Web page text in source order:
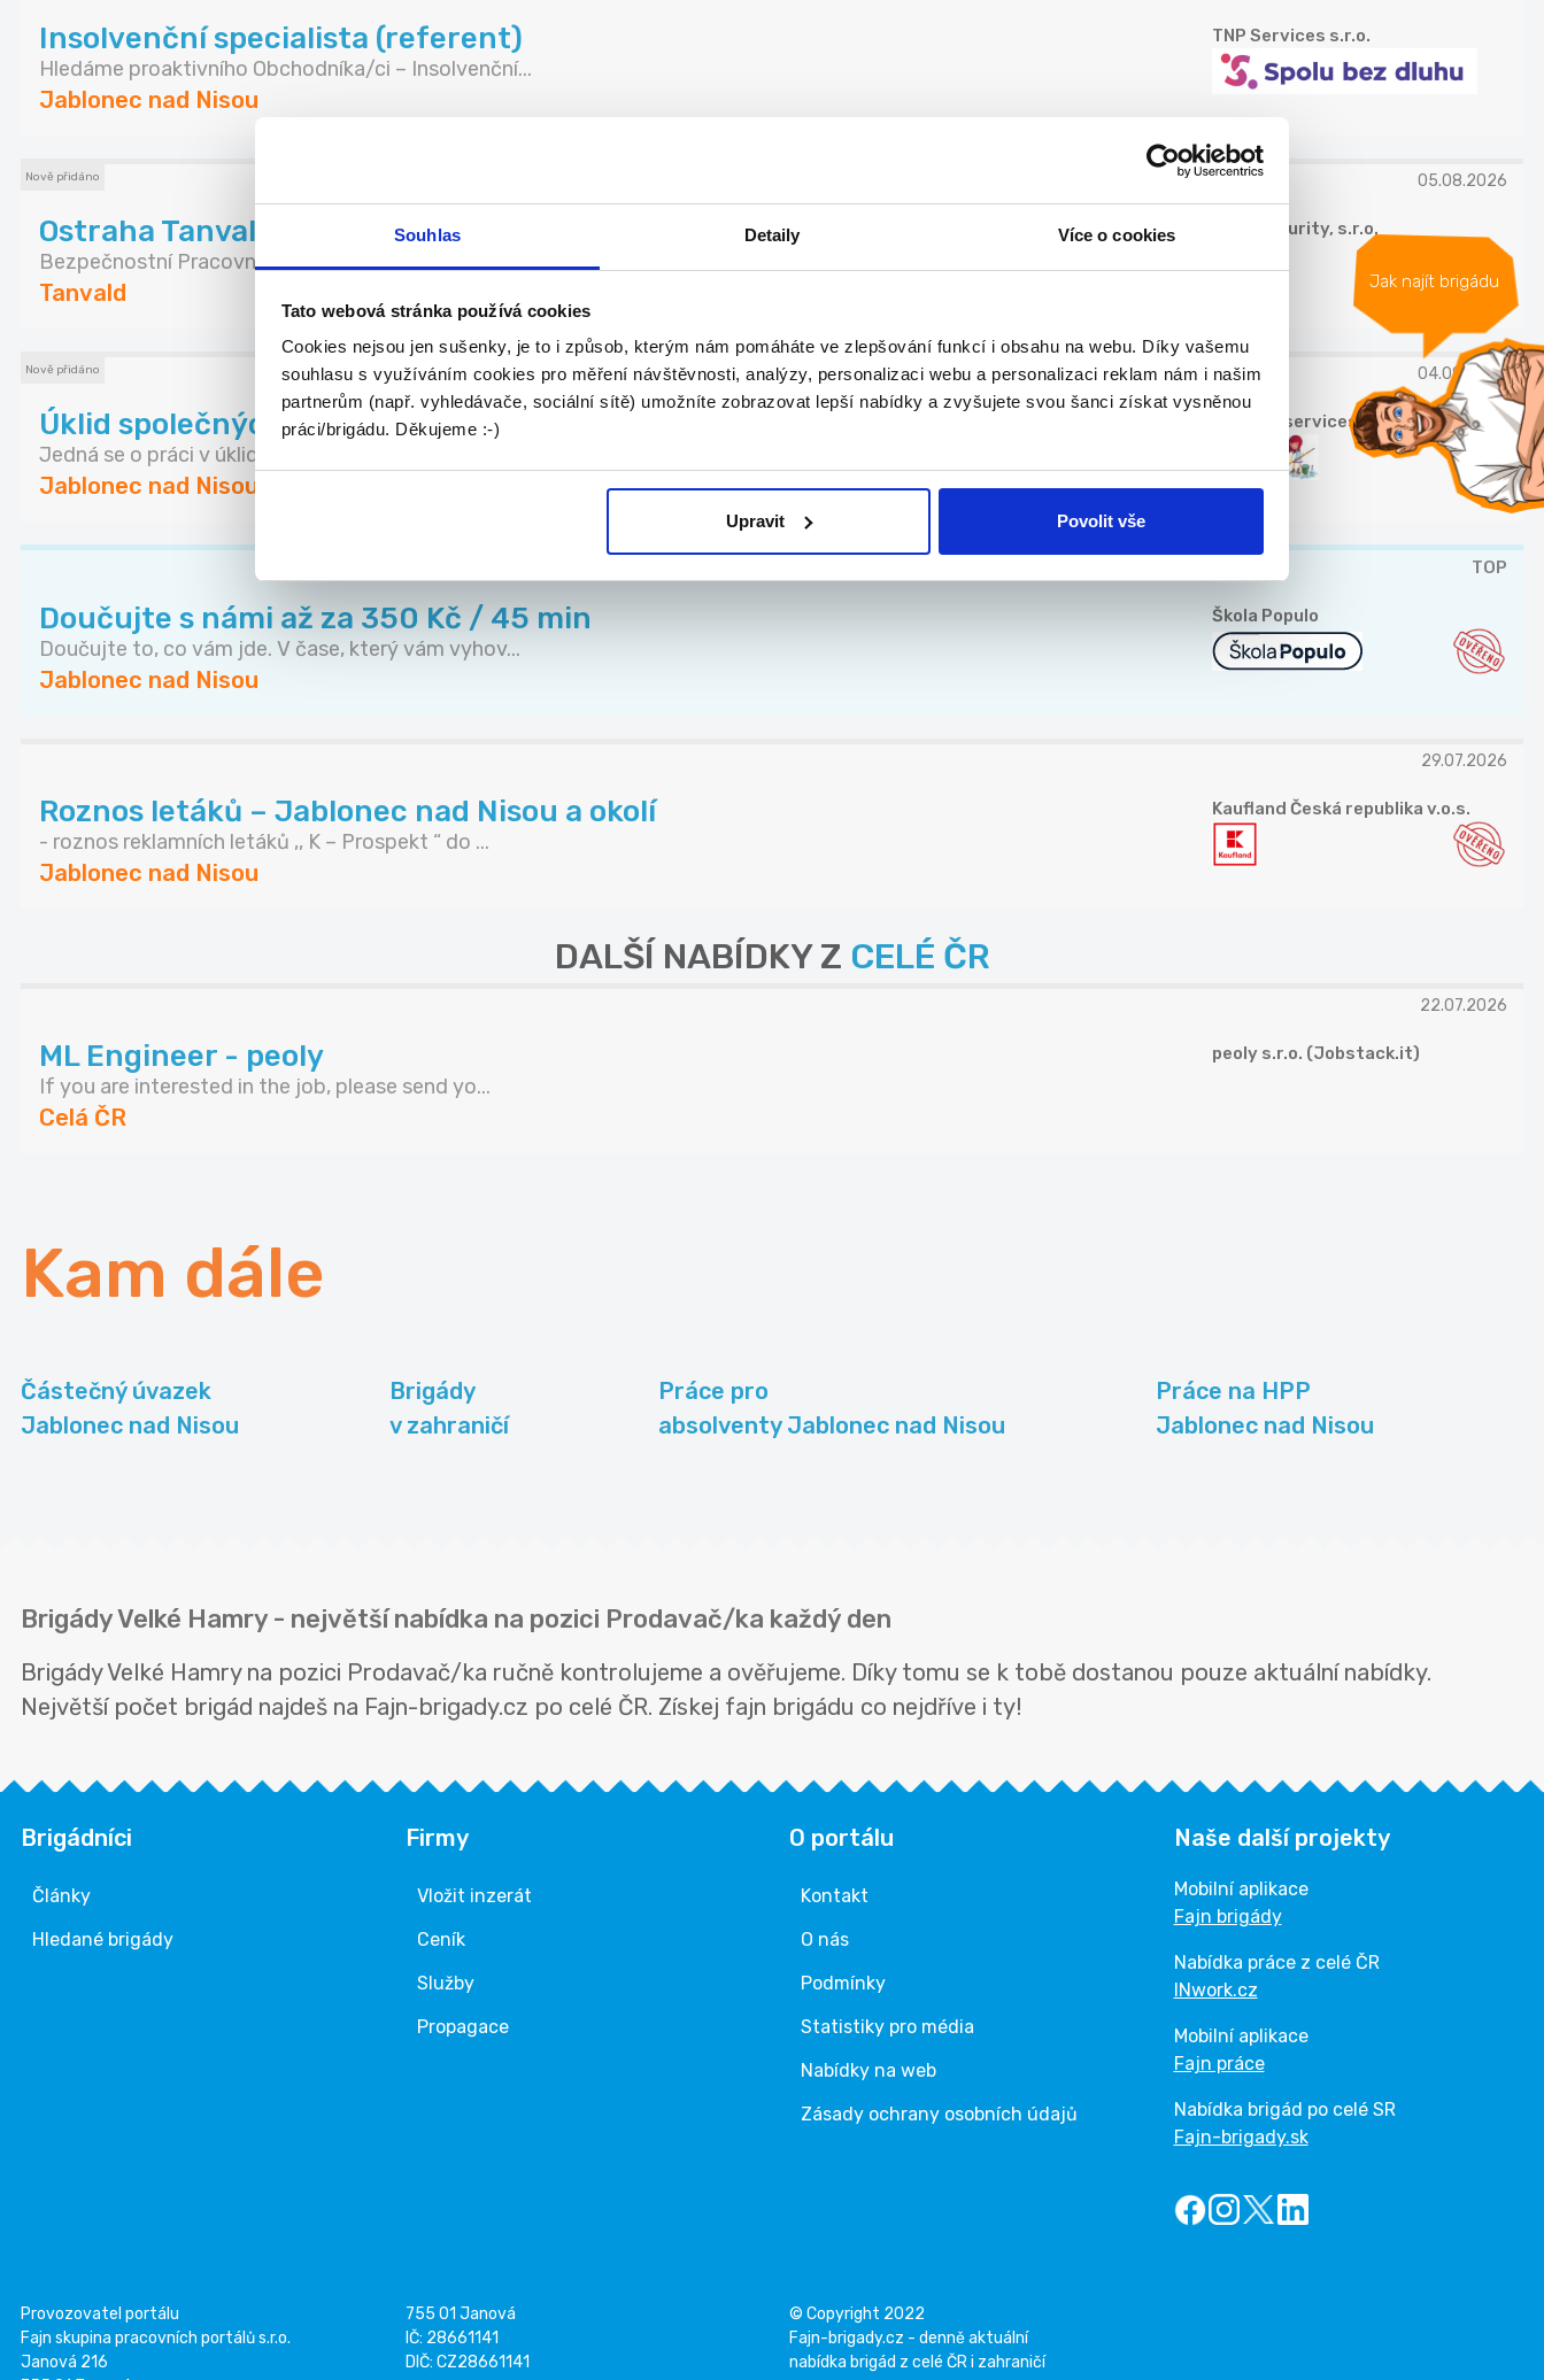
Souhlas Detaily Více o cookies
Tato webová stránka používá cookies
Cookies nejsou jen sušenky, je to i způsob, kterým nám pomáháte ve zlepšování funkcí i obsahu na webu. Díky vašemu
souhlasu s využíváním cookies pro měření návštěvnosti, analýzy, personalizaci webu a personalizaci reklam nám i našim
partnerům (např. vyhledávače, sociální sítě) umožníte zobrazovat lepší nabídky a zvyšujete svou šanci získat vysněnou
práci/brigádu. Děkujeme :-)
Upravit Povolit vše
Jak najít brigádu
Insolvenční specialista (referent)
Hledáme proaktivního Obchodníka/ci – Insolvenční...
Jablonec nad Nisou
TNP Services s.r.o.
Nově přidáno 05.08.2026
Ostraha Tanvald
Bezpečnostní Pracovník Hledáme pracovitou a ...
Tanvald
Nero Security, s.r.o.
Nově přidáno 04.08.2026
Úklid společných prostor bytových domů
Jedná se o práci v úklidu bytových domů. Uklízej...
Jablonec nad Nisou
Andulka services s.r.o.
TOP
Doučujte s námi až za 350 Kč / 45 min
Doučujte to, co vám jde. V čase, který vám vyhov...
Jablonec nad Nisou
Škola Populo
29.07.2026
Roznos letáků – Jablonec nad Nisou a okolí
- roznos reklamních letáků ,, K – Prospekt “ do ...
Jablonec nad Nisou
Kaufland Česká republika v.o.s.
DALŠÍ NABÍDKY Z CELÉ ČR
22.07.2026
ML Engineer - peoly
If you are interested in the job, please send yo...
Celá ČR
peoly s.r.o. (Jobstack.it)
Kam dále
Částečný úvazek
Jablonec nad Nisou
Brigády
v zahraničí
Práce pro
absolventy Jablonec nad Nisou
Práce na HPP
Jablonec nad Nisou
Brigády Velké Hamry - největší nabídka na pozici Prodavač/ka každý den
Brigády Velké Hamry na pozici Prodavač/ka ručně kontrolujeme a ověřujeme. Díky tomu se k tobě dostanou pouze aktuální nabídky.
Největší počet brigád najdeš na Fajn-brigady.cz po celé ČR. Získej fajn brigádu co nejdříve i ty!
Brigádníci
Články
Hledané brigády
Firmy
Vložit inzerát
Ceník
Služby
Propagace
O portálu
Kontakt
O nás
Podmínky
Statistiky pro média
Nabídky na web
Zásady ochrany osobních údajů
Naše další projekty
Mobilní aplikace
Fajn brigády
Nabídka práce z celé ČR
INwork.cz
Mobilní aplikace
Fajn práce
Nabídka brigád po celé SR
Fajn-brigady.sk
Provozovatel portálu
Fajn skupina pracovních portálů s.r.o.
Janová 216
755 01 Janová
IČ: 28661141
DIČ: CZ28661141
© Copyright 2022
Fajn-brigady.cz - denně aktuální
nabídka brigád z celé ČR i zahraničí